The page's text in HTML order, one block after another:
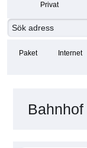
Privat
Paket Internet
Bahnhof